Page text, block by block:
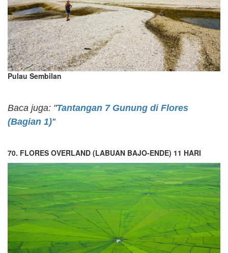
Pulau Sembilan
Baca juga: "Tantangan 7 Gunung di Flores
(Bagian 1)"
70. FLORES OVERLAND (LABUAN BAJO-ENDE) 11 HARI